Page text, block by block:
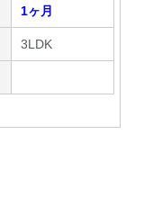
1ヶ月
3LDK